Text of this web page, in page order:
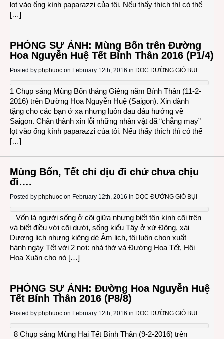
lọt vào ống kính paparazzi của tôi. Nếu thấy thích thì có thể
[…]
PHÓNG SỰ ẢNH: Mùng Bốn trên Đường
Hoa Nguyễn Huệ Tết Bính Thân 2016 (P1/4)
Posted by phphuoc on February 12th, 2016 in DỌC ĐƯỜNG GIÓ BỤI
1 Chụp sáng Mùng Bốn tháng Giêng năm Bính Thân (11-2-
2016) trên Đường Hoa Nguyễn Huệ (Saigon). Xin dành
tặng cho các bạn ở xa nhưng luôn đau đáu hướng về
Saigon. Chân thành xin lỗi những nhân vật đã “chẳng may”
lọt vào ống kính paparazzi của tôi. Nếu thấy thích thì có thể
[…]
Mùng Bốn, Tết chỉ dịu đi chứ chưa chịu
đi….
Posted by phphuoc on February 12th, 2016 in DỌC ĐƯỜNG GIÓ BỤI
Vốn là người sống ở cõi giữa nhưng biết tôn kính cõi trên
và biết điều với cõi dưới, sống kiểu Tây ở xứ Đông, xài
Dương lịch nhưng kiêng dè Âm lịch, tôi luôn chọn xuất
hành ngày Tết với 2 nơi: nhà thờ và Đường Hoa Tết, Hội
Hoa Xuân cho nó […]
PHÓNG SỰ ẢNH: Đường Hoa Nguyễn Huệ
Tết Bính Thân 2016 (P8/8)
Posted by phphuoc on February 12th, 2016 in DỌC ĐƯỜNG GIÓ BỤI
8 Chụp sáng Mùng Hai Tết Bính Thân (9-2-2016) trên